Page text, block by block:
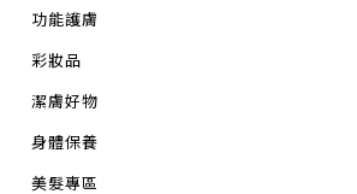
功能護膚
彩妝品
潔膚好物
身體保養
美髮專區